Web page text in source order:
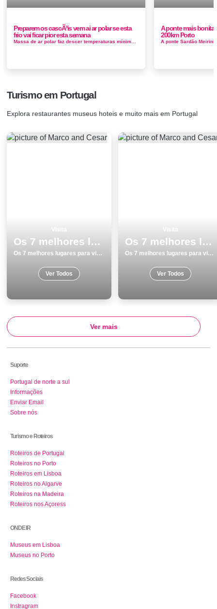
Preparem os cascÃ³is vem ai ar polar se esta
frio vai ficar pior esta semana
A ponte mais bonita
200km Porto
Turismo em Portugal
Explora restaurantes museus hoteis e muito mais em Portugal
Os 7 melhores lugares para visitar em Portalegre
Os 7 melhores lugares para visitar em Portalegre
Ver Todos
Os 7 melhores lugares para visitar em Tavira
Os 7 melhores lugares para visitar em Tavira
Ver Todos
Ver mais
Suporte
Portugal de norte a sul
Informações
Enviar Email
Sobre nós
Turismo e Roteiros
Roteiros de Portugal
Roteiros no Porto
Roteiros em Lisboa
Roteiros no Algarve
Roteiros na Madeira
Roteiros nos Açoress
ONDE IR
Museus em Lisboa
Museus no Porto
Redes Sociais
Facebook
Instragram